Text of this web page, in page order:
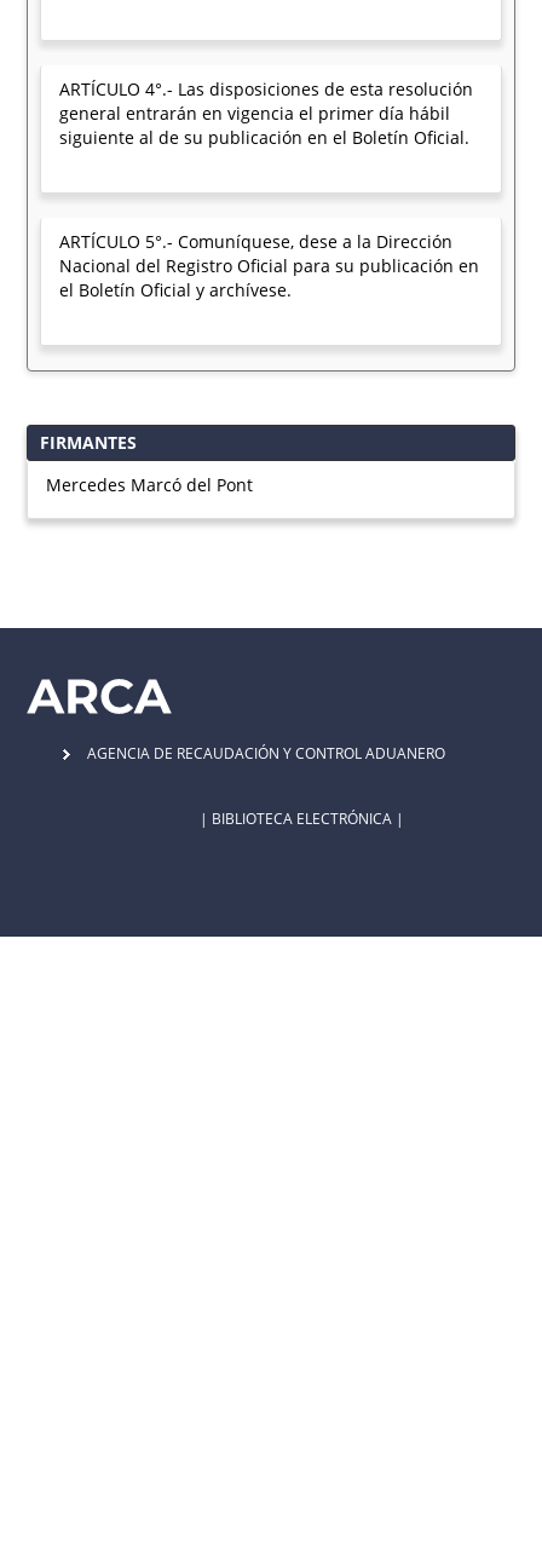
ARTÍCULO 4°.- Las disposiciones de esta resolución
general entrarán en vigencia el primer día hábil
siguiente al de su publicación en el Boletín Oficial.
ARTÍCULO 5°.- Comuníquese, dese a la Dirección
Nacional del Registro Oficial para su publicación en
el Boletín Oficial y archívese.
FIRMANTES
Mercedes Marcó del Pont
AGENCIA DE RECAUDACIÓN Y CONTROL ADUANERO
| BIBLIOTECA ELECTRÓNICA |